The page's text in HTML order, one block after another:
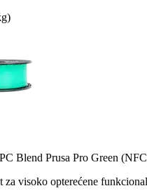
Blend Prusa Pro Green
za visoko opterećene